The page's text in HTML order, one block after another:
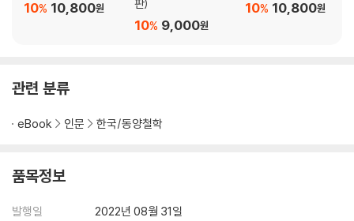
한 번 승낙한 일은 천금과 같다
땔나무를 안고 불을 끄러 간다
술을 좋아하고 제멋대로 행동하다
밥 한 그릇이 천금의 가치가 있다
군자는 서로 좋은 말을 주고받고 소인은 서로 재물을 주고받는다
10,800원
10%
판)
9,000원
10%
10,800원
10%
관련 분류
eBook 인문 한국/동양철학
품목정보
발행일
2022년 08월 31일